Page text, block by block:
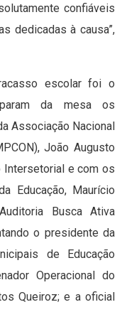
confiáveis
dedicadas à causa”,
escolar foi o
da mesa os
Associação Nacional
João Augusto
Intersetorial e com os
Educação, Maurício
Busca Ativa
o presidente da
de Educação
Operacional do
Queiroz; e a oficial